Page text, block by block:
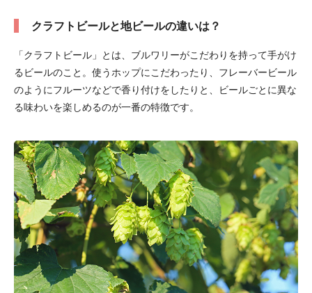
クラフトビールと地ビールの違いは？
「クラフトビール」とは、ブルワリーがこだわりを持って手がけ
るビールのこと。使うホップにこだわったり、フレーバービール
のようにフルーツなどで香り付けをしたりと、ビールごとに異な
る味わいを楽しめるのが一番の特徴です。